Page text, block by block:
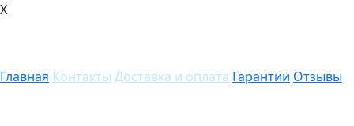
X
Главная Контакты Доставка и оплата Гарантии Отзывы